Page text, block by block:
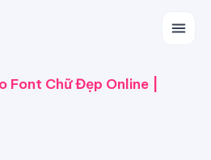
Chữ Đẹp Online |